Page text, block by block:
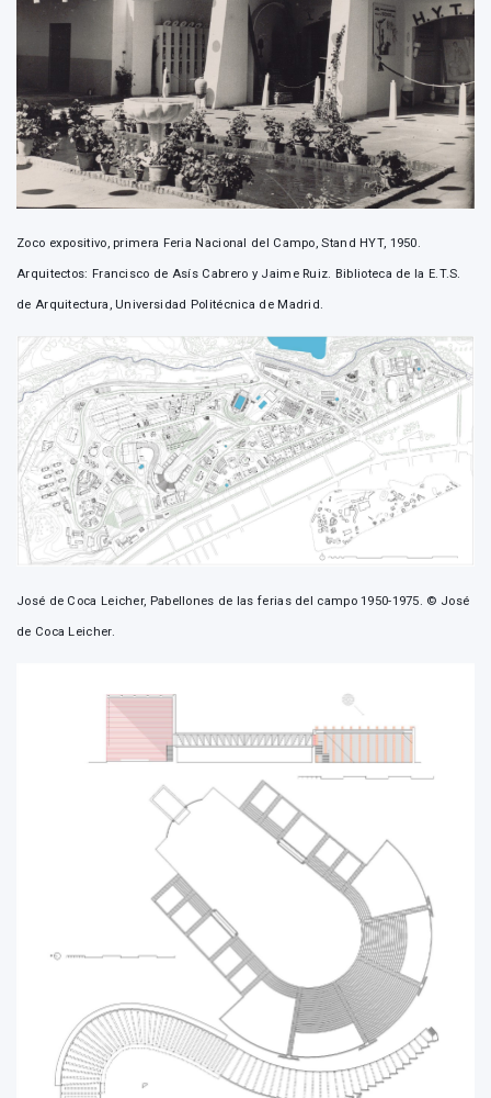
Zoco expositivo, primera Feria Nacional del Campo, Stand HYT, 1950.
Arquitectos: Francisco de Asís Cabrero y Jaime Ruiz. Biblioteca de la E.T.S.
de Arquitectura, Universidad Politécnica de Madrid.
José de Coca Leicher, Pabellones de las ferias del campo 1950-1975. © José
de Coca Leicher.